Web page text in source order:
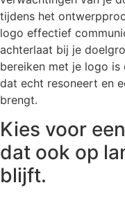
tijdens het
logo effectief
achterlaat bij je
bereiken met je logo
dat echt resoneert en
brengt.
Kies voor
dat ook op
blijft.